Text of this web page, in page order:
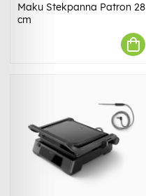
Maku Stekpanna Patron 28
cm